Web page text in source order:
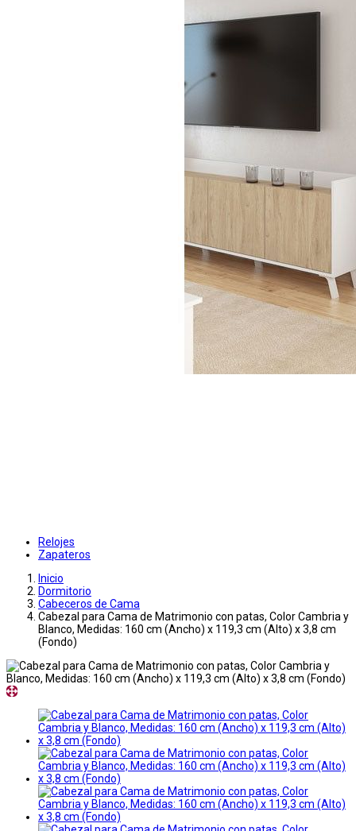
Relojes
Zapateros
Inicio
Dormitorio
Cabeceros de Cama
Cabezal para Cama de Matrimonio con patas, Color Cambria y
Blanco, Medidas: 160 cm (Ancho) x 119,3 cm (Alto) x 3,8 cm
(Fondo)